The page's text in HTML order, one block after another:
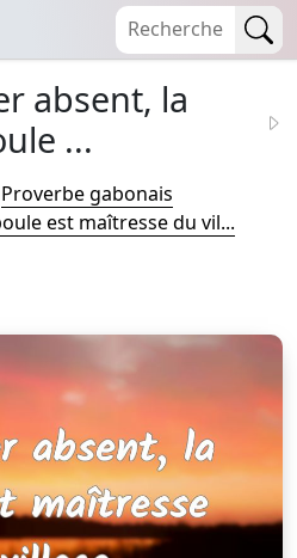
absent, la
...
Proverbe gabonais
est maîtresse du vil...